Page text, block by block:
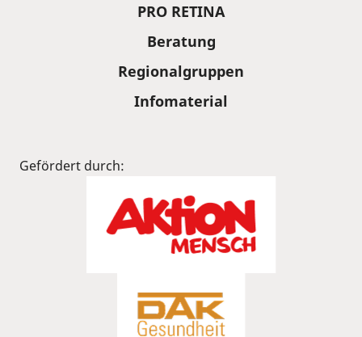
PRO RETINA
Beratung
Regionalgruppen
Infomaterial
Gefördert durch: